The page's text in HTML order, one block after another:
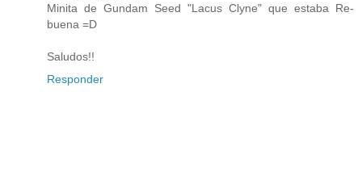
Minita de Gundam Seed "Lacus Clyne" que estaba Re-
buena =D
Saludos!!
Responder